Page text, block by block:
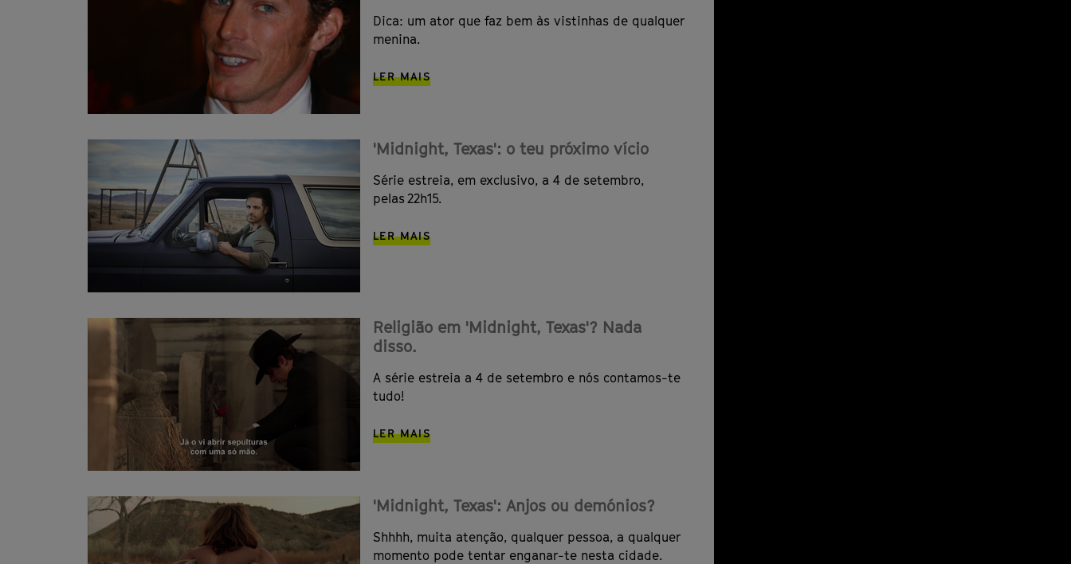
Dica: um ator que faz bem às vistinhas de qualquer
menina.
LER MAIS
'Midnight, Texas': o teu próximo vício
Série estreia, em exclusivo, a 4 de setembro,
pelas 22h15.
LER MAIS
Religião em 'Midnight, Texas'? Nada
disso.
A série estreia a 4 de setembro e nós contamos-te
tudo!
LER MAIS
'Midnight, Texas': Anjos ou demónios?
Shhhh, muita atenção, qualquer pessoa, a qualquer
momento pode tentar enganar-te nesta cidade.